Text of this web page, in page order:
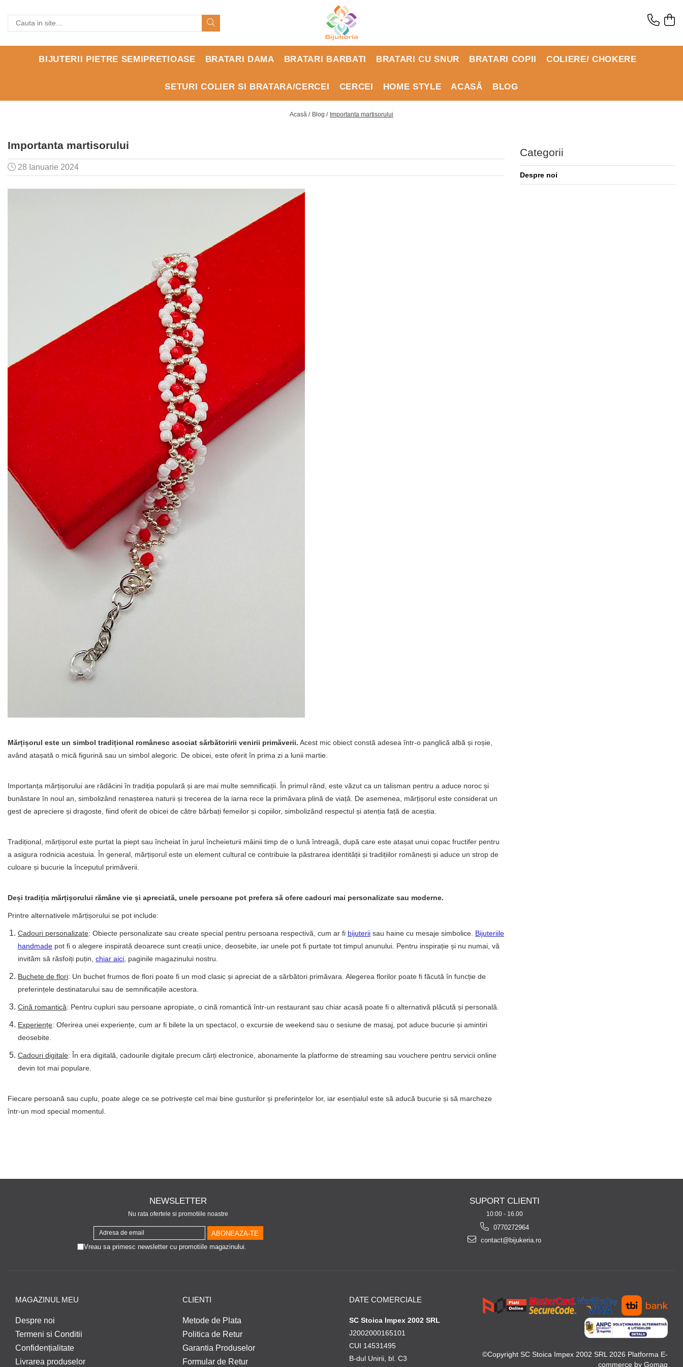
BIJUTERII PIETRE SEMIPRETIOASE BRATARI DAMA BRATARI BARBATI BRATARI CU SNUR BRATARI COPII COLIERE/ CHOKERE
SETURI COLIER SI BRATARA/CERCEI CERCEI HOME STYLE ACASĂ BLOG
Acasă / Blog / Importanta martisorului
Importanta martisorului
28 Ianuarie 2024
Mărțișorul este un simbol tradițional românesc asociat sărbătoririi venirii primăverii. Acest mic obiect constă adesea într-o panglică albă și roșie,
având atașată o mică figurină sau un simbol alegoric. De obicei, este oferit în prima zi a lunii martie.
Importanța mărțișorului are rădăcini în tradiția populară și are mai multe semnificații. În primul rând, este văzut ca un talisman pentru a aduce noroc și
bunăstare în noul an, simbolizând renașterea naturii și trecerea de la iarna rece la primăvara plină de viață. De asemenea, mărțișorul este considerat un
gest de apreciere și dragoste, fiind oferit de obicei de către bărbați femeilor și copiilor, simbolizând respectul și atenția față de aceștia.
Tradițional, mărțișorul este purtat la piept sau încheiat în jurul încheieturii mâinii timp de o lună întreagă, după care este atașat unui copac fructifer pentru
a asigura rodnicia acestuia. În general, mărțișorul este un element cultural ce contribuie la păstrarea identității și tradițiilor românești și aduce un strop de
culoare și bucurie la începutul primăverii.
Deși tradiția mărțișorului rămâne vie și apreciată, unele persoane pot prefera să ofere cadouri mai personalizate sau moderne.
Printre alternativele mărțișorului se pot include:
Cadouri personalizate: Obiecte personalizate sau create special pentru persoana respectivă, cum ar fi bijuterii sau haine cu mesaje simbolice. Bijuteriile
handmade pot fi o alegere inspirată deoarece sunt creații unice, deosebite, iar unele pot fi purtate tot timpul anunului. Pentru inspirație și nu numai, vă
invităm să răsfoiți puțin, chiar aici , paginile magazinului nostru.
Buchete de flori: Un buchet frumos de flori poate fi un mod clasic și apreciat de a sărbători primăvara. Alegerea florilor poate fi făcută în funcție de
preferințele destinatarului sau de semnificațiile acestora.
Cină romantică: Pentru cupluri sau persoane apropiate, o cină romantică într-un restaurant sau chiar acasă poate fi o alternativă plăcută și personală.
Experiențe: Oferirea unei experiențe, cum ar fi bilete la un spectacol, o excursie de weekend sau o sesiune de masaj, pot aduce bucurie și amintiri
deosebite.
Cadouri digitale: În era digitală, cadourile digitale precum cărți electronice, abonamente la platforme de streaming sau vouchere pentru servicii online
devin tot mai populare.
Fiecare persoană sau cuplu, poate alege ce se potrivește cel mai bine gusturilor și preferințelor lor, iar esențialul este să aducă bucurie și să marcheze
într-un mod special momentul.
Categorii
Despre noi
NEWSLETTER
Nu rata ofertele si promotiile noastre
Vreau sa primesc newsletter cu promotiile magazinului.
SUPORT CLIENTI
10:00 - 16.00
0770272964
contact@bijukeria.ro
MAGAZINUL MEU
Despre noi
Termeni si Conditii
Confidențialitate
Livrarea produselor
CLIENTI
Metode de Plata
Politica de Retur
Garantia Produselor
Formular de Retur
DATE COMERCIALE
SC Stoica Impex 2002 SRL
J2002000165101
CUI 14531495
B-dul Unirii, bl. C3
©Copyright SC Stoica Impex 2002 SRL 2026 Platforma E-
commerce by Gomag